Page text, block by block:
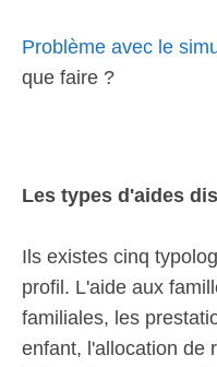
Problème avec le
que faire ?
Les types d'aides
Ils existes cinq
profil. L'aide aux
familiales, les
enfant, l'allocation de